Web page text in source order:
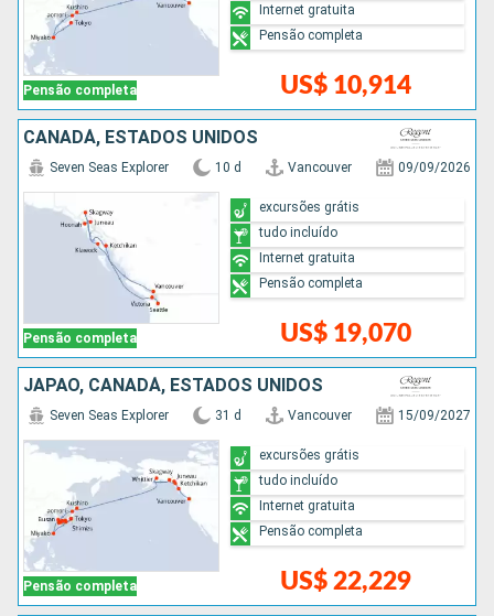
Pensão completa US$ 10,914
Internet gratuita
Pensão completa
CANADÁ, ESTADOS UNIDOS
Pensão completa
Seven Seas Explorer 10 d Vancouver 09/09/2026
US$ 19,070
excursões grátis
tudo incluído
Internet gratuita
Pensão completa
JAPÃO, CANADÁ, ESTADOS UNIDOS
Pensão completa
Seven Seas Explorer 31 d Vancouver 15/09/2027
US$ 22,229
excursões grátis
tudo incluído
Internet gratuita
Pensão completa